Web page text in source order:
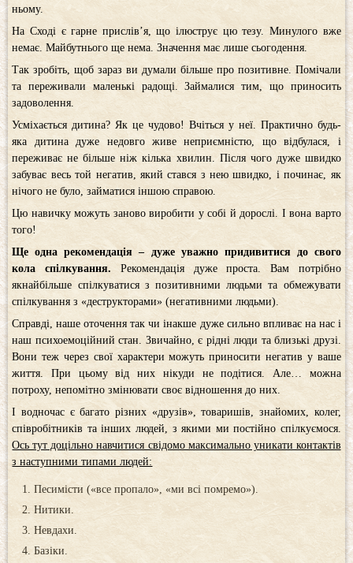
ньому.
На Сході є гарне прислів’я, що ілюструє цю тезу. Минулого вже
немає. Майбутнього ще нема. Значення має лише сьогодення.
Так зробіть, щоб зараз ви думали більше про позитивне. Помічали
та переживали маленькі радощі. Займалися тим, що приносить
задоволення.
Усміхається дитина? Як це чудово! Вчіться у неї. Практично будь-
яка дитина дуже недовго живе неприємністю, що відбулася, і
переживає не більше ніж кілька хвилин. Після чого дуже швидко
забуває весь той негатив, який стався з нею швидко, і починає, як
нічого не було, займатися іншою справою.
Цю навичку можуть заново виробити у собі й дорослі. І вона варто
того!
Ще одна рекомендація – дуже уважно придивитися до свого
кола спілкування. Рекомендація дуже проста. Вам потрібно
якнайбільше спілкуватися з позитивними людьми та обмежувати
спілкування з «деструкторами» (негативними людьми).
Справді, наше оточення так чи інакше дуже сильно впливає на нас і
наш психоемоційний стан. Звичайно, є рідні люди та близькі друзі.
Вони теж через свої характери можуть приносити негатив у ваше
життя. При цьому від них нікуди не подітися. Але… можна
потроху, непомітно змінювати своє відношення до них.
І водночас є багато різних «друзів», товаришів, знайомих, колег,
співробітників та інших людей, з якими ми постійно спілкуємося.
Ось тут доцільно навчитися свідомо максимально уникати контактів
з наступними типами людей:
Песимісти («все пропало», «ми всі помремо»).
Нитики.
Невдахи.
Базіки.